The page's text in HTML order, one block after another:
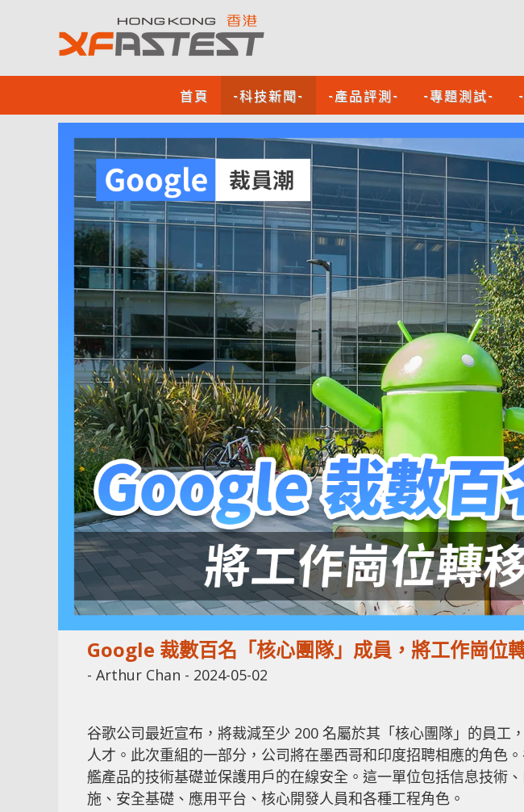
首頁 -科技新聞- -產品評測- -專題測試-
Google 裁數百名「核心團隊」成員，將工作崗位
- Arthur Chan - 2024-05-02
谷歌公司最近宣布，將裁減至少 200 名屬於其「核心團隊」的員工
人才。此次重組的一部分，公司將在墨西哥和印度招聘相應的角色
艦產品的技術基礎並保護用戶的在線安全。這一單位包括信息技術
施、安全基礎、應用平台、核心開發人員和各種工程角色。